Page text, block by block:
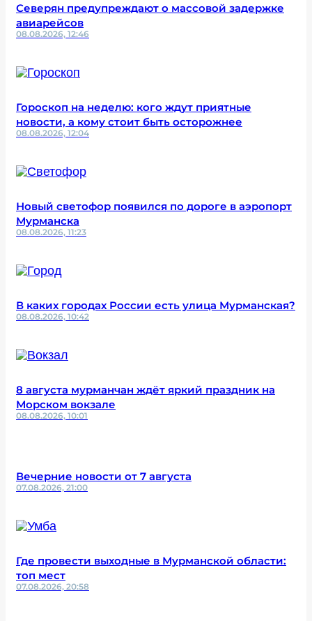
Северян предупреждают о массовой задержке
авиарейсов
08.08.2026, 12:46
Гороскоп на неделю: кого ждут приятные
новости, а кому стоит быть осторожнее
08.08.2026, 12:04
Новый светофор появился по дороге в аэропорт
Мурманска
08.08.2026, 11:23
В каких городах России есть улица Мурманская?
08.08.2026, 10:42
8 августа мурманчан ждёт яркий праздник на
Морском вокзале
08.08.2026, 10:01
Вечерние новости от 7 августа
07.08.2026, 21:00
Где провести выходные в Мурманской области:
топ мест
07.08.2026, 20:58